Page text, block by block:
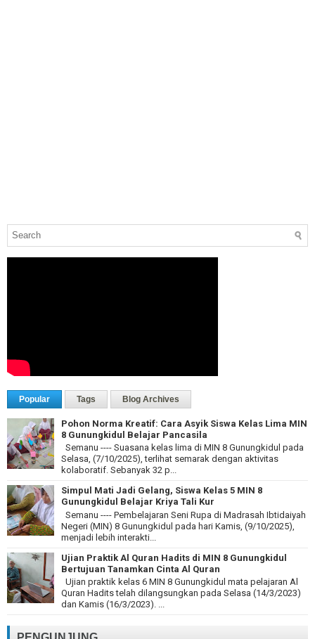
Popular Tags Blog Archives
Pohon Norma Kreatif: Cara Asyik Siswa Kelas Lima MIN
8 Gunungkidul Belajar Pancasila
Semanu ---- Suasana kelas lima di MIN 8 Gunungkidul pada
Selasa, (7/10/2025), terlihat semarak dengan aktivitas
kolaboratif. Sebanyak 32 p...
Simpul Mati Jadi Gelang, Siswa Kelas 5 MIN 8
Gunungkidul Belajar Kriya Tali Kur
Semanu ---- Pembelajaran Seni Rupa di Madrasah Ibtidaiyah
Negeri (MIN) 8 Gunungkidul pada hari Kamis, (9/10/2025),
menjadi lebih interakti...
Ujian Praktik Al Quran Hadits di MIN 8 Gunungkidul
Bertujuan Tanamkan Cinta Al Quran
Ujian praktik kelas 6 MIN 8 Gunungkidul mata pelajaran Al
Quran Hadits telah dilangsungkan pada Selasa (14/3/2023)
dan Kamis (16/3/2023). ...